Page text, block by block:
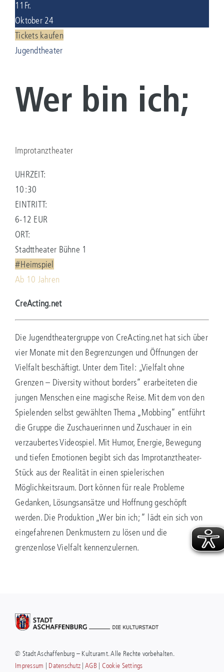
KONTAKT
11 Fr.
Oktober 24
Tickets kaufen
Jugendtheater
Wer bin ich;
Improtanztheater
UHRZEIT:
10:30
EINTRITT:
6-12 EUR
ORT:
Stadttheater Bühne 1
#Heimspiel
Ab 10 Jahren
CreActing.net
Die Jugendtheatergruppe von CreActing.net hat sich über
vier Monate mit den Begrenzungen und Öffnungen der
Vielfalt beschäftigt. Unter dem Titel: „Vielfalt ohne
Grenzen – Diversity without borders“ erarbeiteten die
jungen Menschen eine magische Reise. Mit dem von den
Spielenden selbst gewählten Thema „Mobbing“ entführt
die Gruppe die Zuschauerinnen und Zuschauer in ein
verzaubertes Videospiel. Mit Humor, Energie, Bewegung
und tiefen Emotionen begibt sich das Improtanztheater-
Stück aus der Realität in einen spielerischen
Möglichkeitsraum. Dort können für reale Probleme
Gedanken, Lösungsansätze und Hoffnung geschöpft
werden. Die Produktion „Wer bin ich;“ lädt ein sich von
eingefahrenen Denkmustern zu lösen und die
grenzenlose Vielfalt kennenzulernen.
© Stadt Aschaffenburg – Kulturamt. Alle Rechte vorbehalten.
Impressum | Datenschutz |AGB | Cookie Settings